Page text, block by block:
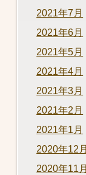
2021年7月
2021年6月
2021年5月
2021年4月
2021年3月
2021年2月
2021年1月
2020年12月
2020年11月